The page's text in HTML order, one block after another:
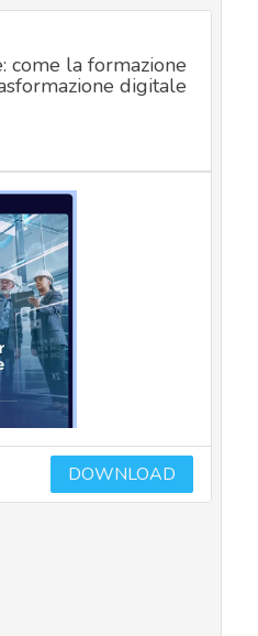
come la formazione
digitale
DOWNLOAD